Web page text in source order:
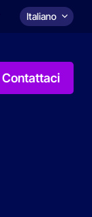
Italiano
Contattaci